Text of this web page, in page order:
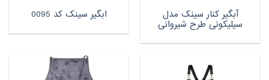
آبگیر کنار سینک مدل
سیلیکونی طرح شیروانی
ابگیر سینک کد 0095